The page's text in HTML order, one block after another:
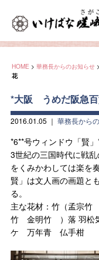
HOME > 華務長からのお知らせ >
花
*大阪 うめだ阪急
2016.01.05 ｜ 華務長から
*6**号ウィンドウ「賢
3世紀の三国時代に戦
をくみかわしては楽を
賢」は文人画の画題と
る。
主な花材：竹（孟
竹 金明竹 ）落 羽松
ケ 万年青 仏手柑